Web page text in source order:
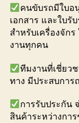
คนขับรถมีใบอ
เอกสาร และใบรั
สำหรับเครื่องจัก
งานทุกคน
ทีมงานที่เชี่ยว
ทาง มีประสบการ
การรับประกัน
สินค้าระหว่างกา